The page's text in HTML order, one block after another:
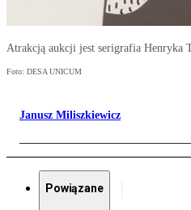
Atrakcją aukcji jest serigrafia Henryka
Foto: DESA UNICUM
Janusz Miliszkiewicz
Powiązane